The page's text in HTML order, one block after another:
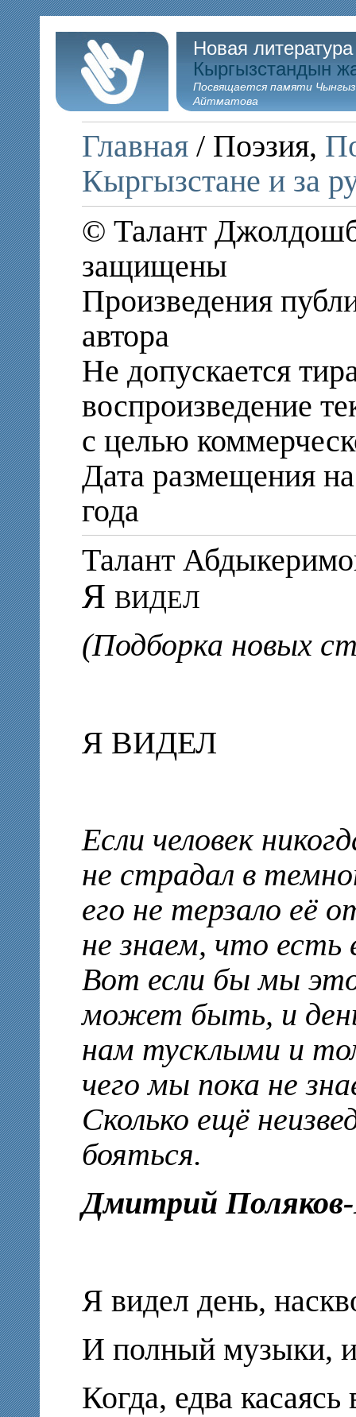
Новая
Кыргызстандын
Посвящается памяти
Айтматова
Главная / Поэзия,
Кыргызстане и за
© Талант
защищены
Произведения
автора
Не допускается
воспроизведение
с целью
Дата размещения
года
Талант
Я видел
(Подборка новых
Я ВИДЕЛ
Если человек
не страдал в
его не терзало её
не знаем, что есть
Вот если бы мы
может быть, и
нам тусклыми и
чего мы пока не
Сколько ещё
бояться.
Дмитрий
Я видел день,
И полный музыки,
Когда, едва